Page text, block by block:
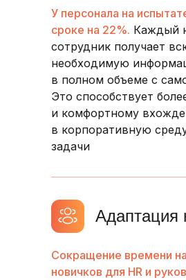
У персонала на
сроке на 22%. Каждый
сотрудник получает
необходимую
в полном объеме с
Это способствует
и комфортному
в корпоративную
задачи
Сокращение времени
новичков для HR и
Адаптация